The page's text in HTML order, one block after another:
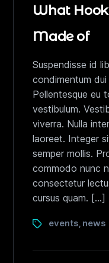
What
Made of
Suspendisse id
condimentum
Pellentesque eu
vestibulum.
viverra. Nulla
laoreet. Integer
semper mollis.
commodo nunc
consectetur
cursus quam. […]
events news